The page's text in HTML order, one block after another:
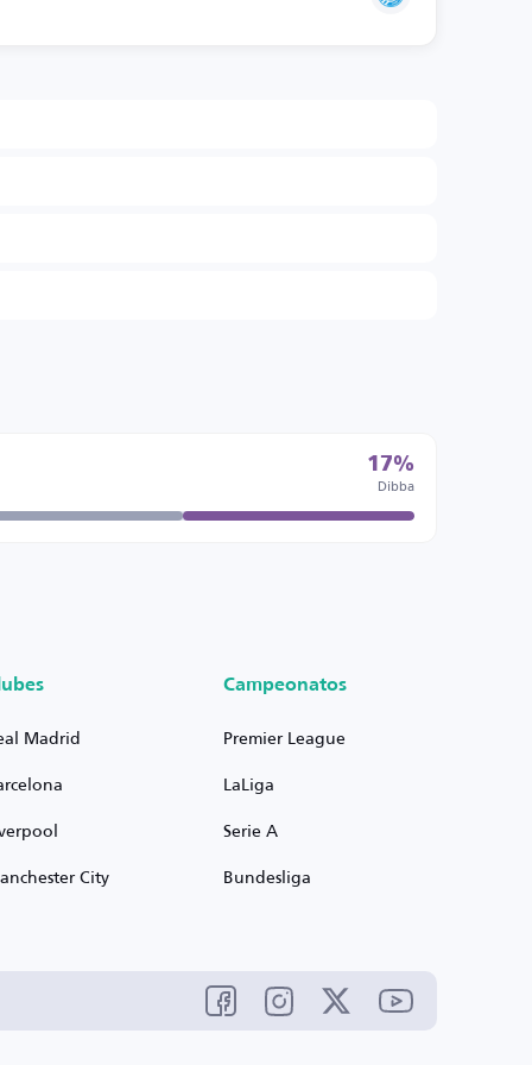
17%
Dibba
Madrid
City
Campeonatos
Premier League
LaLiga
Serie A
Bundesliga